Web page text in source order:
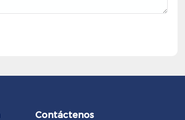
Contáctenos